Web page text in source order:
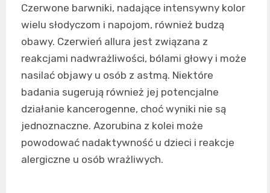
Czerwone barwniki, nadające intensywny kolor
wielu słodyczom i napojom, również budzą
obawy. Czerwień allura jest związana z
reakcjami nadwrażliwości, bólami głowy i może
nasilać objawy u osób z astmą. Niektóre
badania sugerują również jej potencjalne
działanie kancerogenne, choć wyniki nie są
jednoznaczne. Azorubina z kolei może
powodować nadaktywność u dzieci i reakcje
alergiczne u osób wrażliwych.